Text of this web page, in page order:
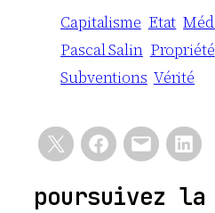
Capitalisme Etat
Pascal Salin Propriété
Subventions Vérité
poursuivez